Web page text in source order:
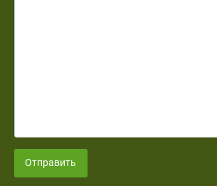
Отправить